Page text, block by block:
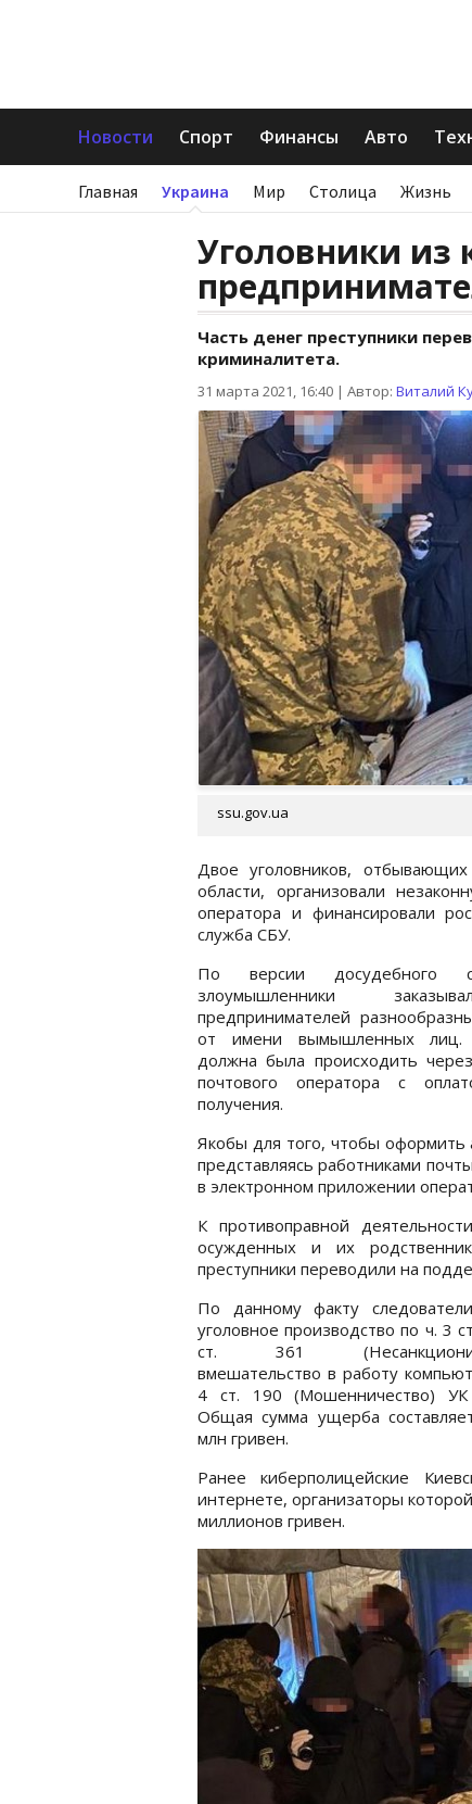
Новости Спорт Финансы Авто
Главная Украина Мир Столица Жизнь
Уголовники из
Часть денег преступники
криминалитета.
31 марта 2021, 16:40 | Автор: Виталий
ssu.gov.ua
Двое уголовников,
области, организовали
оператора и финансировали
служба СБУ.
По версии досудебного
злоумышленники
предпринимателей
от имени вымышленных лиц.
должна была происходить
почтового оператора с
получения.
Якобы для того, чтобы
представляясь работниками
в электронном приложении
К противоправной
осужденных и их
преступники переводили на
По данному факту
уголовное производство по ч. 3
ст. 361
вмешательство в работу
4 ст. 190 (Мошенничество) УК
Общая сумма ущерба
млн гривен.
Ранее киберполицейские
интернете, организаторы
миллионов гривен.